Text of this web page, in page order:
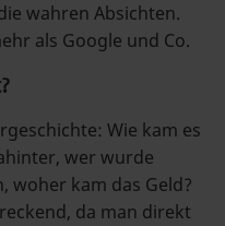
wahren Absichten.
als Google und Co.
Wie kam es
wer wurde
woher kam das Geld?
da man direkt